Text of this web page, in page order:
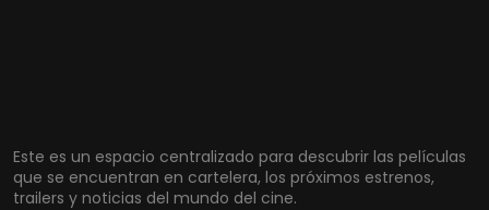
Este es un espacio centralizado para descubrir las películas
que se encuentran en cartelera, los próximos estrenos,
trailers y noticias del mundo del cine.